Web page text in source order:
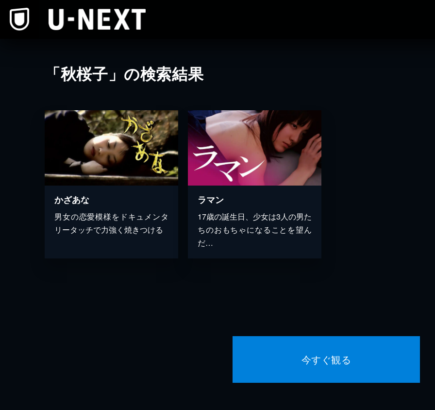
「秋桜子」の検索結果
かざあな
男女の恋愛模様をドキュメンタ
リータッチで力強く焼きつける
ラマン
17歳の誕生日、少女は3人の男た
ちのおもちゃになることを望ん
だ…
今すぐ観る